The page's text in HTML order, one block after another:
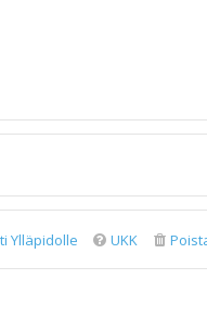
UKK
Ylläpidolle